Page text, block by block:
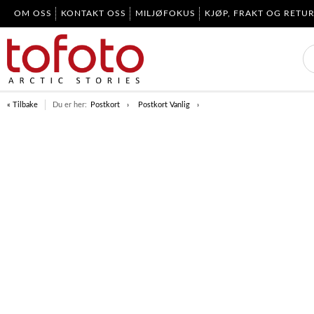
OM OSS KONTAKT OSS MILJØFOKUS KJØP, FRAKT OG RETUR
« Tilbake Du er her: Postkort Postkort Vanlig